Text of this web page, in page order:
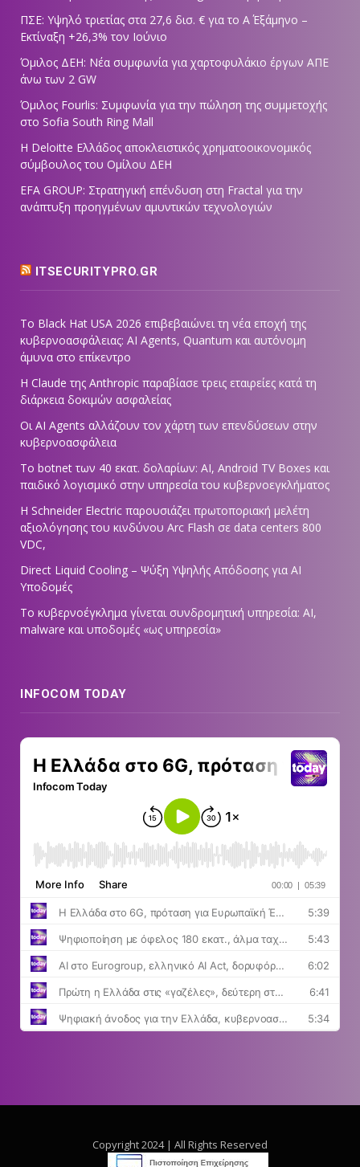
ΠΣΕ: Υψηλό τριετίας στα 27,6 δισ. € για το Α΄ Εξάμηνο –
Εκτίναξη +26,3% τον Ιούνιο
Όμιλος ΔΕΗ: Νέα συμφωνία για χαρτοφυλάκιο έργων ΑΠΕ
άνω των 2 GW
Όμιλος Fourlis: Συμφωνία για την πώληση της συμμετοχής
στο Sofia South Ring Mall
Η Deloitte Ελλάδος αποκλειστικός χρηματοοικονομικός
σύμβουλος του Ομίλου ΔΕΗ
EFA GROUP: Στρατηγική επένδυση στη Fractal για την
ανάπτυξη προηγμένων αμυντικών τεχνολογιών
ITSECURITYPRO.GR
Το Black Hat USA 2026 επιβεβαιώνει τη νέα εποχή της
κυβερνοασφάλειας: AI Agents, Quantum και αυτόνομη
άμυνα στο επίκεντρο
Η Claude της Anthropic παραβίασε τρεις εταιρείες κατά τη
διάρκεια δοκιμών ασφαλείας
Οι AI Agents αλλάζουν τον χάρτη των επενδύσεων στην
κυβερνοασφάλεια
Το botnet των 40 εκατ. δολαρίων: AI, Android TV Boxes και
παιδικό λογισμικό στην υπηρεσία του κυβερνοεγκλήματος
Η Schneider Electric παρουσιάζει πρωτοποριακή μελέτη
αξιολόγησης του κινδύνου Arc Flash σε data centers 800
VDC,
Direct Liquid Cooling – Ψύξη Υψηλής Απόδοσης για AI
Υποδομές
Το κυβερνοέγκλημα γίνεται συνδρομητική υπηρεσία: AI,
malware και υποδομές «ως υπηρεσία»
INFOCOM TODAY
Copyright 2024 | All Rights Reserved